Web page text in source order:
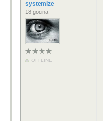
systemize
18 godina
OFFLINE